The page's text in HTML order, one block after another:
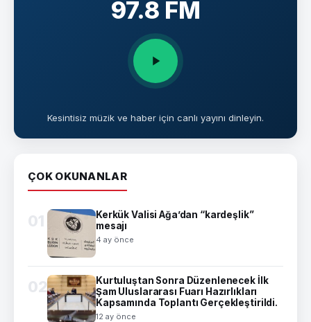
97.8 FM
Kesintisiz müzik ve haber için canlı yayını dinleyin.
ÇOK OKUNANLAR
01
Kerkük Valisi Ağa’dan “kardeşlik”
mesajı
4 ay önce
02
Kurtuluştan Sonra Düzenlenecek İlk
Şam Uluslararası Fuarı Hazırlıkları
Kapsamında Toplantı Gerçekleştirildi.
12 ay önce